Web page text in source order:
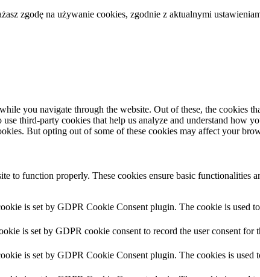
zgodę na używanie cookies, zgodnie z aktualnymi
you navigate through the website. Out of these, the cookies
third-party cookies that help us analyze and understand how
But opting out of some of these cookies may affect your
to function properly. These cookies ensure basic functionalities
is set by GDPR Cookie Consent plugin. The cookie is used
is set by GDPR cookie consent to record the user consent
is set by GDPR Cookie Consent plugin. The cookies is used